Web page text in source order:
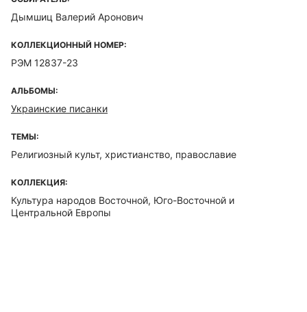
Дымшиц Валерий Аронович
КОЛЛЕКЦИОННЫЙ НОМЕР:
РЭМ 12837-23
АЛЬБОМЫ:
Украинские писанки
ТЕМЫ:
Религиозный культ, христианство, православие
КОЛЛЕКЦИЯ:
Культура народов Восточной, Юго-Восточной и
Центральной Европы